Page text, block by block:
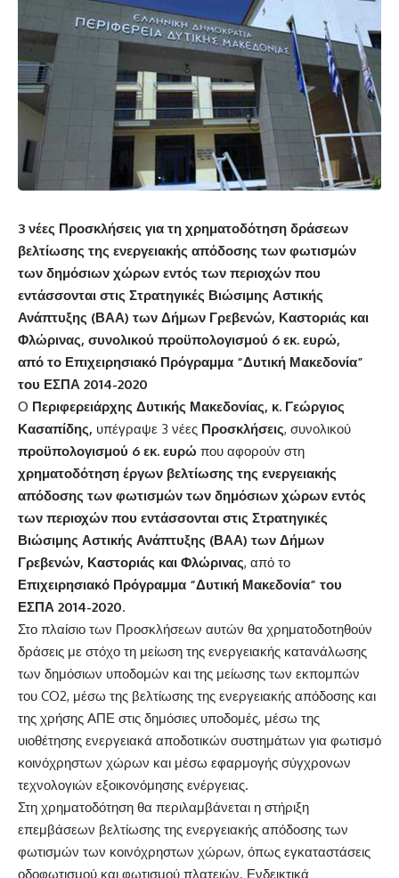
3 νέες Προσκλήσεις για τη χρηματοδότηση δράσεων
βελτίωσης της ενεργειακής απόδοσης των φωτισμών
των δημόσιων χώρων εντός των περιοχών που
εντάσσονται στις Στρατηγικές Βιώσιμης Αστικής
Ανάπτυξης (ΒΑΑ) των Δήμων Γρεβενών, Καστοριάς και
Φλώρινας, συνολικού προϋπολογισμού 6 εκ. ευρώ,
από το Επιχειρησιακό Πρόγραμμα “Δυτική Μακεδονία”
του ΕΣΠΑ 2014-2020
Ο Περιφερειάρχης Δυτικής Μακεδονίας, κ. Γεώργιος
Κασαπίδης, υπέγραψε 3 νέες Προσκλήσεις, συνολικού
προϋπολογισμού 6 εκ. ευρώ που αφορούν στη
χρηματοδότηση έργων βελτίωσης της ενεργειακής
απόδοσης των φωτισμών των δημόσιων χώρων εντός
των περιοχών που εντάσσονται στις Στρατηγικές
Βιώσιμης Αστικής Ανάπτυξης (ΒΑΑ) των Δήμων
Γρεβενών, Καστοριάς και Φλώρινας, από το
Επιχειρησιακό Πρόγραμμα “Δυτική Μακεδονία” του
ΕΣΠΑ 2014-2020.
Στο πλαίσιο των Προσκλήσεων αυτών θα χρηματοδοτηθούν
δράσεις με στόχο τη μείωση της ενεργειακής κατανάλωσης
των δημόσιων υποδομών και της μείωσης των εκπομπών
του CO2, μέσω της βελτίωσης της ενεργειακής απόδοσης και
της χρήσης ΑΠΕ στις δημόσιες υποδομές, μέσω της
υιοθέτησης ενεργειακά αποδοτικών συστημάτων για φωτισμό
κοινόχρηστων χώρων και μέσω εφαρμογής σύγχρονων
τεχνολογιών εξοικονόμησης ενέργειας.
Στη χρηματοδότηση θα περιλαμβάνεται η στήριξη
επεμβάσεων βελτίωσης της ενεργειακής απόδοσης των
φωτισμών των κοινόχρηστων χώρων, όπως εγκαταστάσεις
οδοφωτισμού και φωτισμού πλατειών. Ενδεικτικά